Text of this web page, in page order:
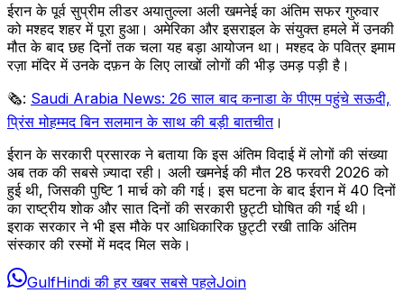
ईरान के पूर्व सुप्रीम लीडर अयातुल्ला अली खमनेई का अंतिम सफर गुरुवार
को मश्हद शहर में पूरा हुआ। अमेरिका और इसराइल के संयुक्त हमले में उनकी
मौत के बाद छह दिनों तक चला यह बड़ा आयोजन था। मश्हद के पवित्र इमाम
रज़ा मंदिर में उनके दफ़न के लिए लाखों लोगों की भीड़ उमड़ पड़ी है।
🗞️: Saudi Arabia News: 26 साल बाद कनाडा के पीएम पहुंचे सऊदी,
प्रिंस मोहम्मद बिन सलमान के साथ की बड़ी बातचीत।
ईरान के सरकारी प्रसारक ने बताया कि इस अंतिम विदाई में लोगों की संख्या
अब तक की सबसे ज़्यादा रही। अली खमनेई की मौत 28 फरवरी 2026 को
हुई थी, जिसकी पुष्टि 1 मार्च को की गई। इस घटना के बाद ईरान में 40 दिनों
का राष्ट्रीय शोक और सात दिनों की सरकारी छुट्टी घोषित की गई थी।
इराक सरकार ने भी इस मौके पर आधिकारिक छुट्टी रखी ताकि अंतिम
संस्कार की रस्मों में मदद मिल सके।
GulfHindi की हर खबर सबसे पहलेJoin